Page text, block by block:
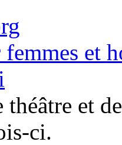
et
et
ci.